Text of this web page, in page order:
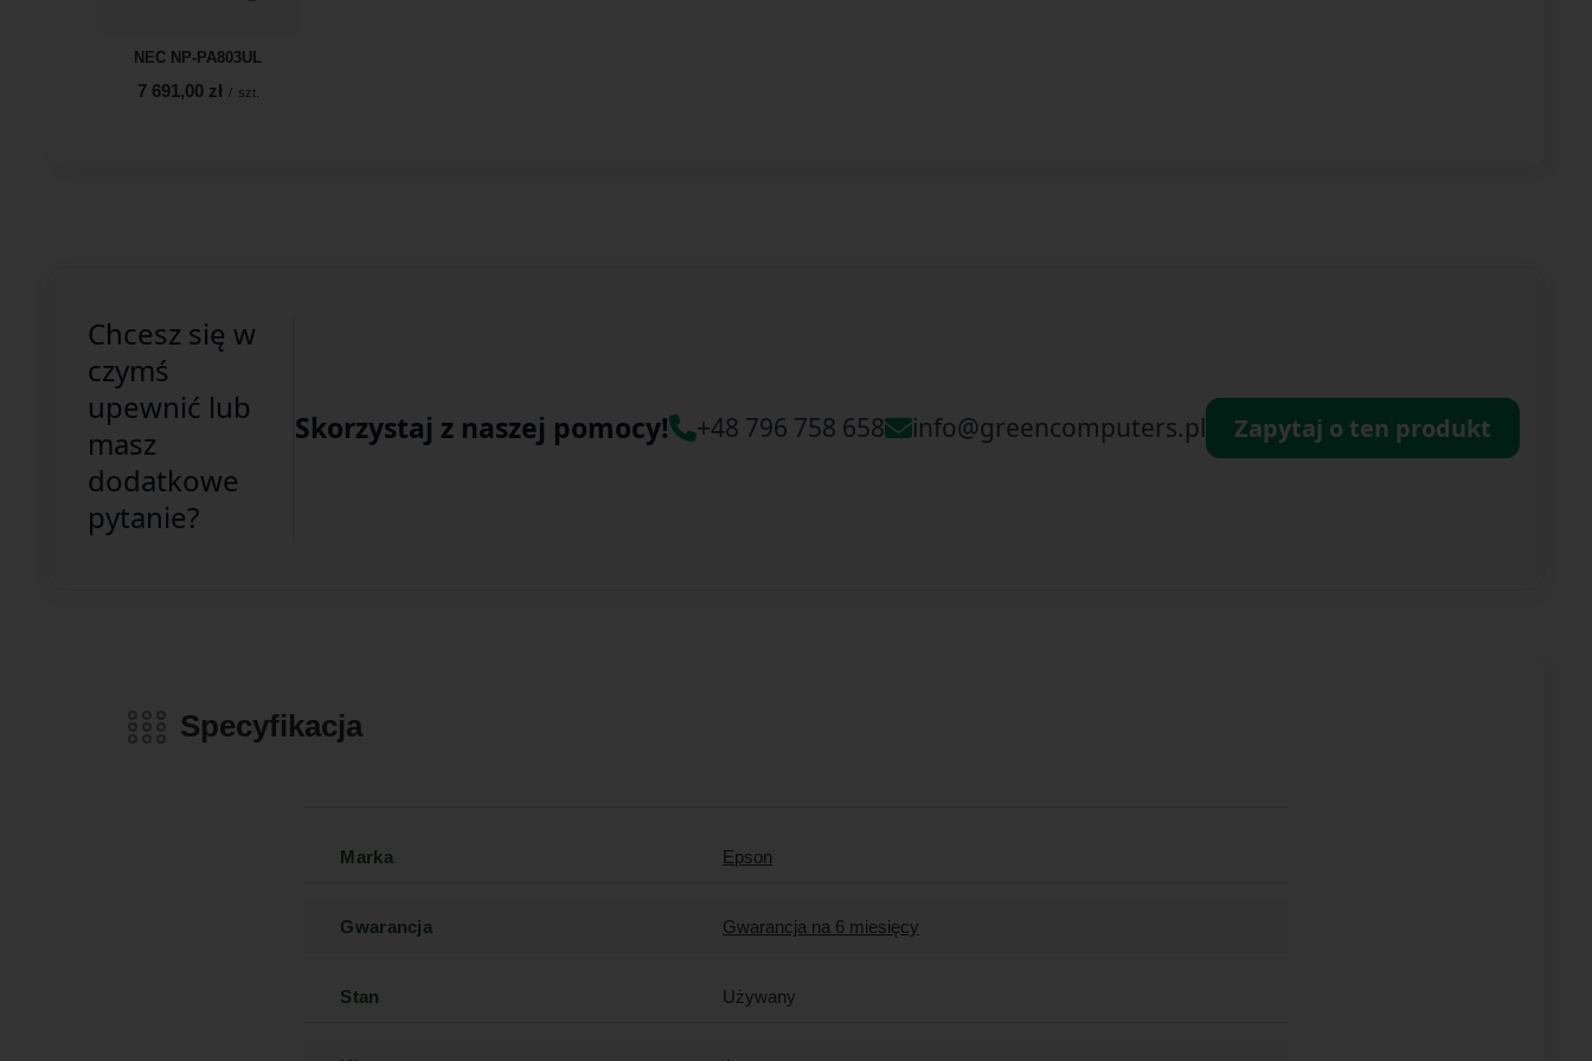
NEC NP-PA803UL
7 691,00 zł / szt.
Chcesz się w
czymś
upewnić lub
masz
dodatkowe
pytanie?
Skorzystaj z naszej pomocy! +48 796 758 658 info@greencomputers.pl Zapytaj o ten produkt
Specyfikacja
Marka Epson
Gwarancja Gwarancja na 6 miesięcy
Stan Używany